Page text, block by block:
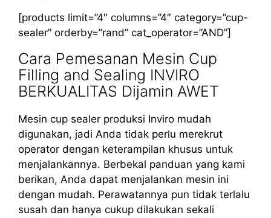
[products limit=”4″ columns=”4″ category=”cup-
sealer” orderby=”rand” cat_operator=”AND”]
Cara Pemesanan Mesin Cup
Filling and Sealing INVIRO
BERKUALITAS Dijamin AWET
Mesin cup sealer produksi Inviro mudah
digunakan, jadi Anda tidak perlu merekrut
operator dengan keterampilan khusus untuk
menjalankannya. Berbekal panduan yang kami
berikan, Anda dapat menjalankan mesin ini
dengan mudah. Perawatannya pun tidak terlalu
susah dan hanya cukup dilakukan sekali